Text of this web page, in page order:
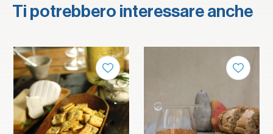
Ti potrebbero interessare anche